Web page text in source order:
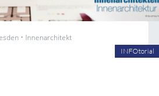
• Innenarchitekt
INFOtorial